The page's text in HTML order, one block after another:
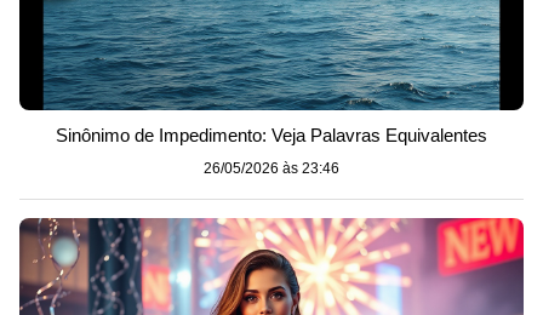
Sinônimo de Impedimento: Veja Palavras Equivalentes
26/05/2026 às 23:46